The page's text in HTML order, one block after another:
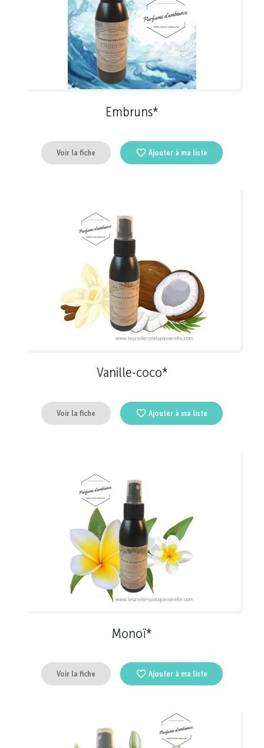
Embruns*
Voir la fiche Ajouter à ma liste
Vanille-coco*
Voir la fiche Ajouter à ma liste
Monoï*
Voir la fiche Ajouter à ma liste